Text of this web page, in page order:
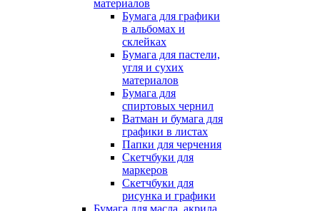
материалов
Бумага для графики
в альбомах и
склейках
Бумага для пастели,
угля и сухих
материалов
Бумага для
спиртовых чернил
Ватман и бумага для
графики в листах
Папки для черчения
Скетчбуки для
маркеров
Скетчбуки для
рисунка и графики
Бумага для масла, акрила